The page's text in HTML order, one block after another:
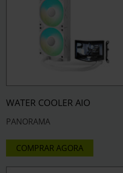
WATER COOLER AIO
PANORAMA
COMPRAR AGORA